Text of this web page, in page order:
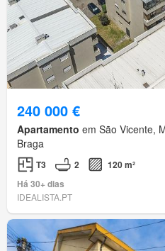
240 000 €
Apartamento em São Vicente,
Braga
T3 2
120 m²
Há 30+ dias
IDEALISTA.PT